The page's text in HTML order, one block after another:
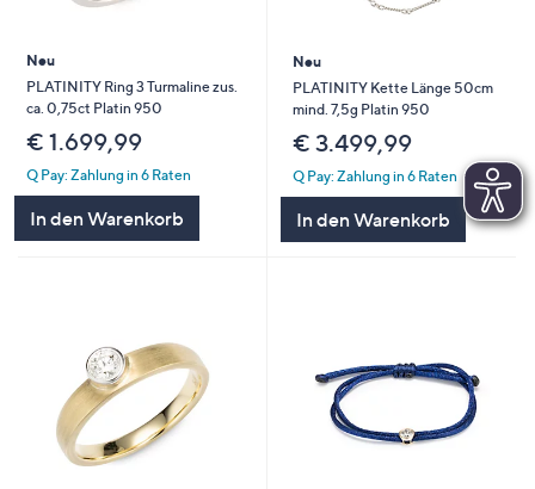
Neu
PLATINITY Ring 3 Turmaline zus.
ca. 0,75ct Platin 950
€ 1.699,99
Q Pay: Zahlung in 6 Raten
In den Warenkorb
Neu
PLATINITY Kette Länge 50cm
mind. 7,5g Platin 950
€ 3.499,99
Q Pay: Zahlung in 6 Raten
In den Warenkorb